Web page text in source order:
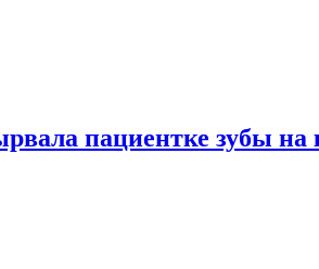
пациентке зубы на